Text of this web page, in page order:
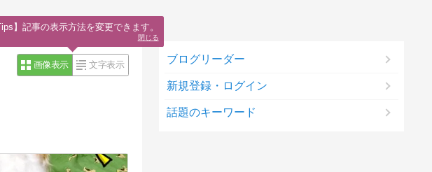
画像表示 文字表示 ブログリーダー
新規登録・ログイン
話題のキーワード
】記事の表示方法を変更できます。
閉じる